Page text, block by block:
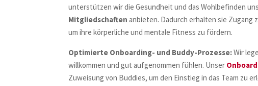
unterstützen wir die Gesundheit und das Wohlbefinden
Mitgliedschaften anbieten. Dadurch erhalten sie Zugang
um ihre körperliche und mentale Fitness zu fördern.
Optimierte Onboarding- und Buddy-Prozesse:Wir
willkommen und gut aufgenommen fühlen. Unser
Zuweisung von Buddies, um den Einstieg in das Team zu